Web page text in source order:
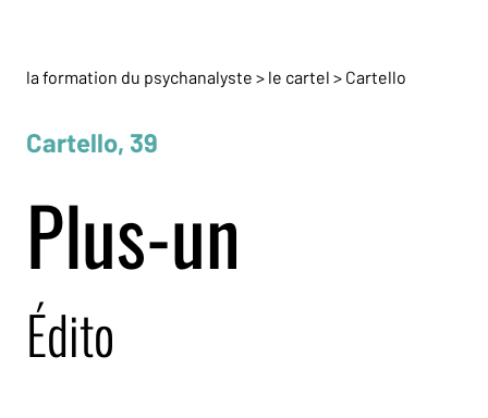
la formation du psychanalyste > le cartel > Cartello
Cartello, 39
Plus-un
Édito